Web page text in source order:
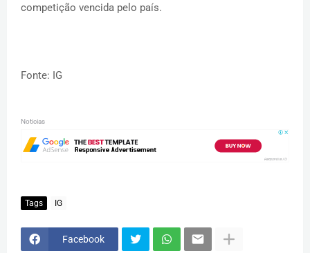
competição vencida pelo país.
Fonte: IG
Noticias
Tags IG
Facebook